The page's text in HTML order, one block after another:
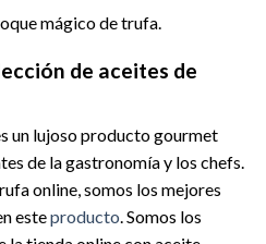
mágico de trufa.
de aceites de
un lujoso producto gourmet
de la gastronomía y los chefs.
online, somos los mejores
esteproducto. Somos los